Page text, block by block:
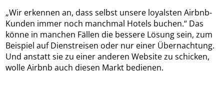
„Wir erkennen an, dass selbst unsere loyalsten Airbnb-
Kunden immer noch manchmal Hotels buchen.“ Das
könne in manchen Fällen die bessere Lösung sein, zum
Beispiel auf Dienstreisen oder nur einer Übernachtung.
Und anstatt sie zu einer anderen Website zu schicken,
wolle Airbnb auch diesen Markt bedienen.